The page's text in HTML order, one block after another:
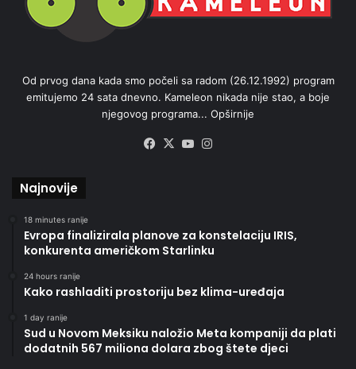
Od prvog dana kada smo počeli sa radom (26.12.1992) program
emitujemo 24 sata dnevno. Kameleon nikada nije stao, a boje
njegovog programa... Opširnije
Facebook
X YouTube
Najnovije
18 minutes ranije
Evropa finalizirala planove za konstelaciju IRIS,
konkurenta američkom Starlinku
24 hours ranije
Kako rashladiti prostoriju bez klima-uređaja
1 day ranije
Sud u Novom Meksiku naložio Meta kompaniji da plati
dodatnih 567 miliona dolara zbog štete djeci